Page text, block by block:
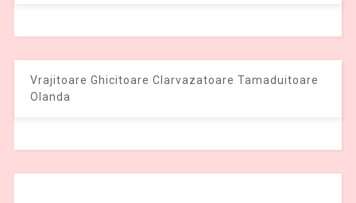
Vrajitoare Ghicitoare Clarvazatoare Tamaduitoare
Olanda